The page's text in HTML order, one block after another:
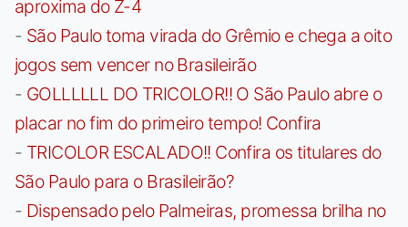
aproxima do Z-4
- São Paulo toma virada do Grêmio e chega a oito
jogos sem vencer no Brasileirão
- GOLLLLLL DO TRICOLOR!! O São Paulo abre o
placar no fim do primeiro tempo! Confira
- TRICOLOR ESCALADO!! Confira os titulares do
São Paulo para o Brasileirão?
- Dispensado pelo Palmeiras, promessa brilha no